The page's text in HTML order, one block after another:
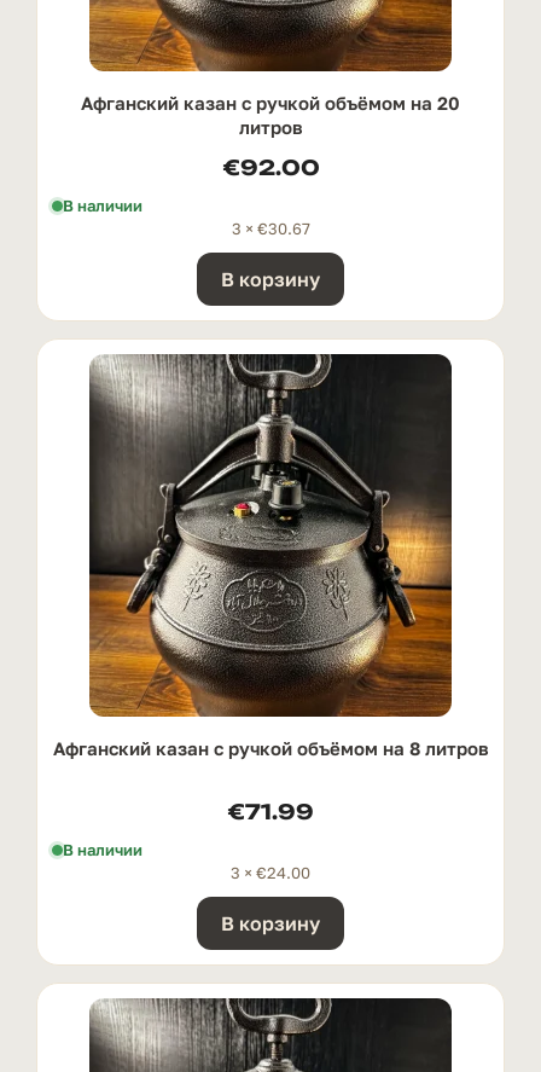
Афганский казан с ручкой oбъёмом на 20
литров
€92.00
В наличии
3 × €30.67
В корзину
Афганский казан с ручкой oбъёмом на 8 литров
€71.99
В наличии
3 × €24.00
В корзину